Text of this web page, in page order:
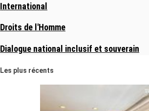
International
Droits de l'Homme
Dialogue national inclusif et souverain
Les plus récents